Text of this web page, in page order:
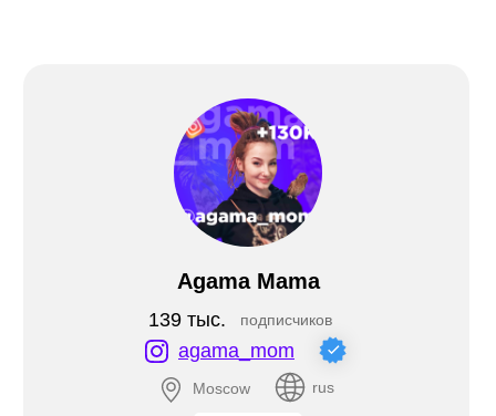
agama_mom
Moscow rus
139 тыс. подписчиков
Agama Mama